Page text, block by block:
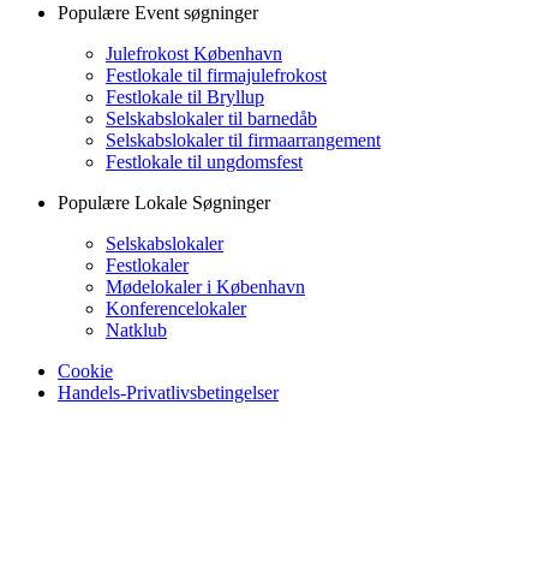
Populære Event søgninger
Julefrokost København
Festlokale til firmajulefrokost
Festlokale til Bryllup
Selskabslokaler til barnedåb
Selskabslokaler til firmaarrangement
Festlokale til ungdomsfest
Populære Lokale Søgninger
Selskabslokaler
Festlokaler
Mødelokaler i København
Konferencelokaler
Natklub
Cookie
Handels-Privatlivsbetingelser